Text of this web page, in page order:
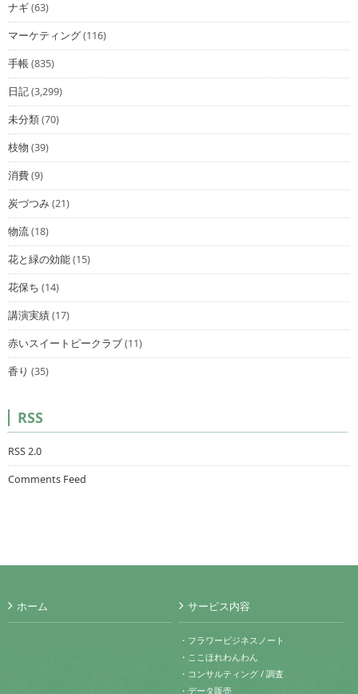
ナギ(63)
マーケティング(116)
手帳(835)
日記(3,299)
未分類(70)
枝物 (39)
消費(9)
炭づつみ(21)
物流(18)
花と緑の効能(15)
花保ち (14)
講演実績(17)
赤いスイートピークラブ(11)
香り (35)
RSS
RSS 2.0
Comments Feed
ホーム サービス内容
・フラワービジネスノート
・ここほれわんわん
・コンサルティング / 調査
・データ販売